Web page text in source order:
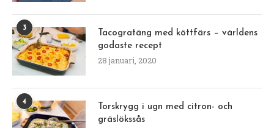
3
Tacogratäng med köttfärs – världens
godaste recept
28 januari, 2020
4
Torskrygg i ugn med citron- och
gräslökssås